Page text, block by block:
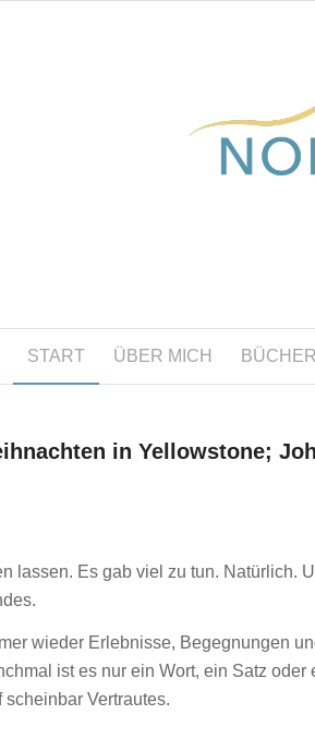
START ÜBER MICH BÜCHER
in Yellowstone;
lassen. Es gab viel zu tun. Natürlich.
wieder Erlebnisse, Begegnungen
ist es nur ein Wort, ein Satz
Vertrautes.